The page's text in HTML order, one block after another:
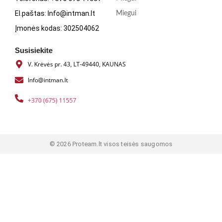
El.paštas: Info@intman.lt
Įmonės kodas: 302504062
Miegui
Susisiekite
V. Krėvės pr. 43, LT-49440, KAUNAS
Info@intman.lt
+370 (675) 11557
© 2026 Proteam.lt visos teisės saugomos